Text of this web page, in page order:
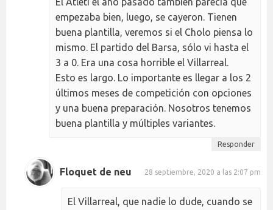
empezaba bien, luego, se cayeron. Tienen
buena plantilla, veremos si el Cholo piensa lo
mismo. El partido del Barsa, sólo vi hasta el
3 a 0. Era una cosa horrible el Villarreal.
Esto es largo. Lo importante es llegar a los 2
últimos meses de competición con opciones
y una buena preparación. Nosotros tenemos
buena plantilla y múltiples variantes.
Responder
Floquet de neu 28 septiembre, 2020 a las 2:07 pm
El Villarreal, que nadie lo dude, cuando se